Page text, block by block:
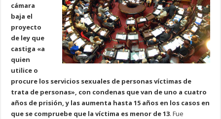
cámara
baja el
proyecto
de ley que
castiga «a
quien
utilice o
procure los servicios sexuales de personas víctimas de
trata de personas», con condenas que van de uno a cuatro
años de prisión, y las aumenta hasta 15 años en los casos en
que se compruebe que la víctima es menor de 13. Fue